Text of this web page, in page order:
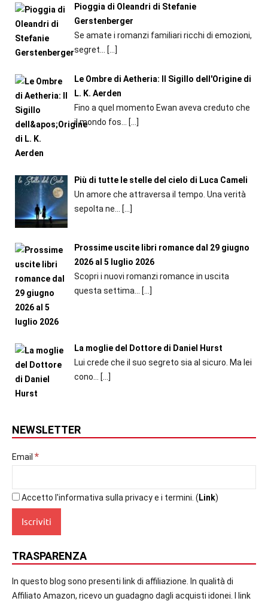
Pioggia di Oleandri di Stefanie
Gerstenberger
Se amate i romanzi familiari ricchi di emozioni,
segret... […]
Le Ombre di Aetheria: Il Sigillo dell'Origine di
L. K. Aerden
Fino a quel momento Ewan aveva creduto che
il mondo fos...
[…]
Più di tutte le stelle del cielo di Luca Cameli
Un amore che attraversa il tempo. Una verità
sepolta ne...
[…]
Prossime uscite libri romance dal 29 giugno
2026 al 5 luglio 2026
Scopri i nuovi romanzi romance in uscita
questa settima...
[…]
La moglie del Dottore di Daniel Hurst
Lui crede che il suo segreto sia al sicuro. Ma lei
cono... […]
NEWSLETTER
Email *
Accetto l'informativa sulla privacy e i termini. (Link)
TRASPARENZA
In questo blog sono presenti link di affiliazione. In qualità di
Affiliato Amazon, ricevo un guadagno dagli acquisti idonei. I link